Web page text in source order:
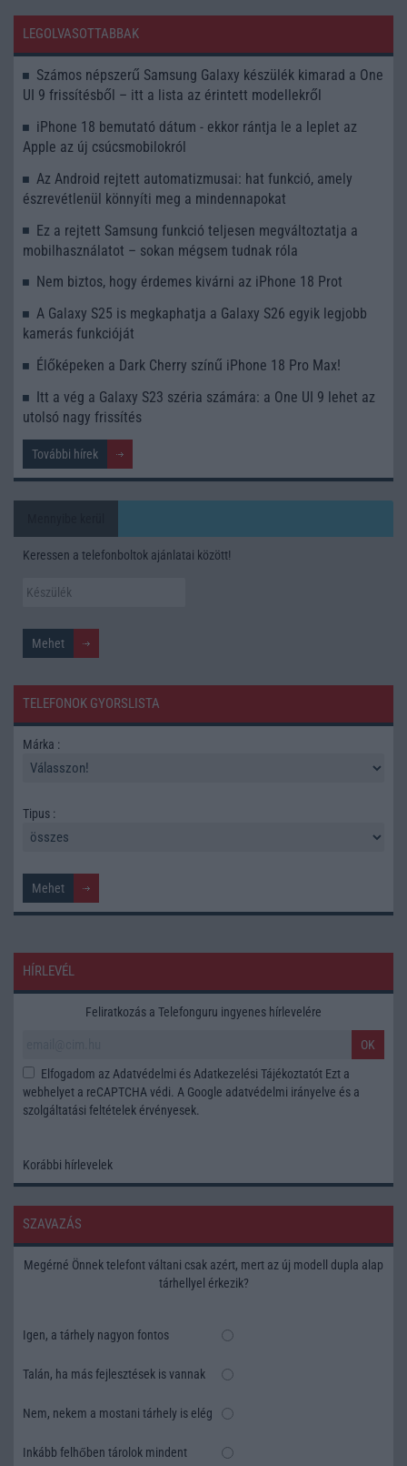
LEGOLVASOTTABBAK
Számos népszerű Samsung Galaxy készülék kimarad a One
UI 9 frissítésből – itt a lista az érintett modellekről
iPhone 18 bemutató dátum - ekkor rántja le a leplet az
Apple az új csúcsmobilokról
Az Android rejtett automatizmusai: hat funkció, amely
észrevétlenül könnyíti meg a mindennapokat
Ez a rejtett Samsung funkció teljesen megváltoztatja a
mobilhasználatot – sokan mégsem tudnak róla
Nem biztos, hogy érdemes kivárni az iPhone 18 Prot
A Galaxy S25 is megkaphatja a Galaxy S26 egyik legjobb
kamerás funkcióját
Élőképeken a Dark Cherry színű iPhone 18 Pro Max!
Itt a vég a Galaxy S23 széria számára: a One UI 9 lehet az
utolsó nagy frissítés
További hírek
Keressen a telefonboltok ajánlatai között!
TELEFONOK GYORSLISTA
Márka :
Tipus :
HÍRLEVÉL
Feliratkozás a Telefonguru ingyenes hírlevelére
OK
Elfogadom az Adatvédelmi és Adatkezelési Tájékoztatót Ezt a
webhelyet a reCAPTCHA védi. A Google adatvédelmi irányelve és a
szolgáltatási feltételek érvényesek.
Korábbi hírlevelek
SZAVAZÁS
Megérné Önnek telefont váltani csak azért, mert az új modell dupla alap
tárhellyel érkezik?
Igen, a tárhely nagyon fontos
Talán, ha más fejlesztések is vannak
Nem, nekem a mostani tárhely is elég
Inkább felhőben tárolok mindent